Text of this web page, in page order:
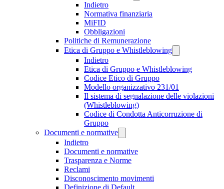
Indietro
Normativa finanziaria
MiFID
Obbligazioni
Politiche di Remunerazione
Etica di Gruppo e Whistleblowing
Indietro
Etica di Gruppo e Whistleblowing
Codice Etico di Gruppo
Modello organizzativo 231/01
Il sistema di segnalazione delle violazioni
(Whistleblowing)
Codice di Condotta Anticorruzione di
Gruppo
Documenti e normative
Indietro
Documenti e normative
Trasparenza e Norme
Reclami
Disconoscimento movimenti
Definizione di Default